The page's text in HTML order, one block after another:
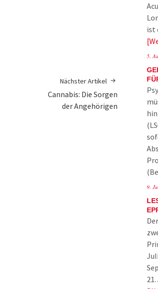
Nächster Artikel
Cannabis: Die Sorgen
der Angehörigen
ist
5.
9.